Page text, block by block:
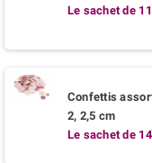
Le sachet de
Confettis
2, 2,5 cm
Le sachet de